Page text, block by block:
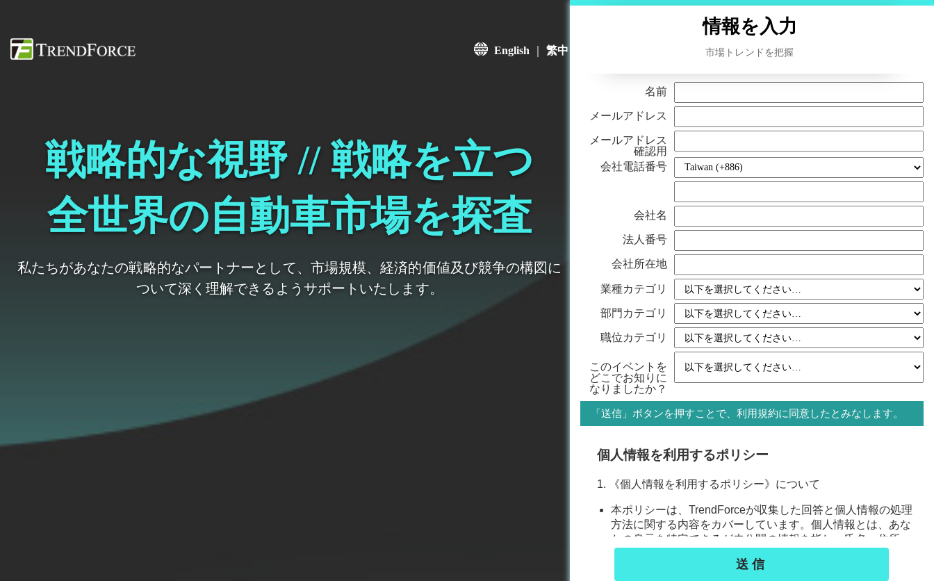
English 繁中
戦略的な視野 // 戦略を立つ
全世界の自動車市場を探査
私たちがあなたの戦略的なパートナーとして、市場規模、経済的価値及び競争の構図に
ついて深く理解できるようサポートいたします。
情報を入力
市場トレンドを把握
名前
メールアドレス
メールアドレス
確認用
会社電話番号
会社名
法人番号
会社所在地
業種カテゴリ
部門カテゴリ
職位カテゴリ
このイベントを
どこでお知りに
なりましたか？
「送信」ボタンを押すことで、利用規約に同意したとみなします。
情報を入力
市場トレンドを把握